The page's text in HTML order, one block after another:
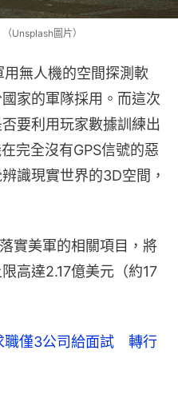
Unsplash圖片）
無人機的空間探測軟
家的軍隊採用。而這次
要利用玩家數據訓練出
完全沒有GPS信號的惡
識現實世界的3D空間，
實美軍的相關項目，將
高達2.17億美元（約17
職僅3公司給面試 轉行